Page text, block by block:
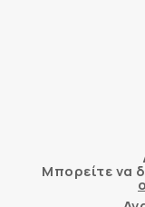
Μπορείτε να